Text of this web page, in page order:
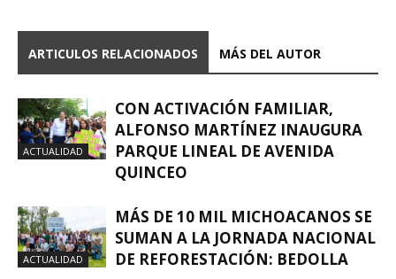
ARTICULOS RELACIONADOS MÁS DEL AUTOR
ACTUALIDAD
CON ACTIVACIÓN FAMILIAR,
ALFONSO MARTÍNEZ INAUGURA
PARQUE LINEAL DE AVENIDA
QUINCEO
ACTUALIDAD
MÁS DE 10 MIL MICHOACANOS SE
SUMAN A LA JORNADA NACIONAL
DE REFORESTACIÓN: BEDOLLA